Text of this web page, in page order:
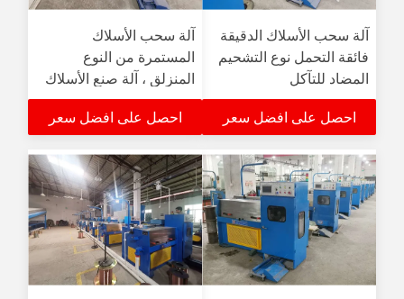
آلة سحب الأسلاك الدقيقة
فائقة التحمل نوع التشحيم
المضاد للتآكل
احصل على افضل سعر
آلة سحب الأسلاك
المستمرة من النوع
المنزلق ، آلة صنع الأسلاك
الدقيقة المخصصة
احصل على افضل سعر